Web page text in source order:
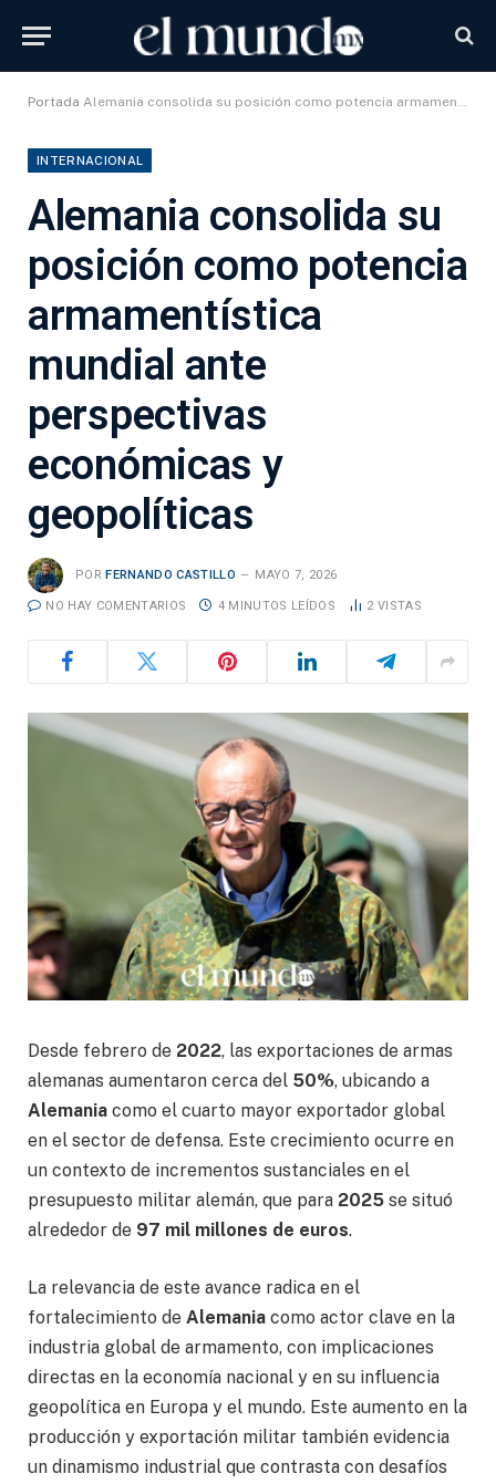
Portada Alemania consolida su posición como potencia armamentística mundial ante perspectivas económicas y geopolíticas
INTERNACIONAL
Alemania consolida su
posición como potencia
armamentística
mundial ante
perspectivas
económicas y
geopolíticas
POR FERNANDO CASTILLO MAYO 7, 2026
NO HAY COMENTARIOS 4 MINUTOS LEÍDOS 2 VISTAS
Desde febrero de 2022, las exportaciones de armas
alemanas aumentaron cerca del 50%, ubicando a
Alemania como el cuarto mayor exportador global
en el sector de defensa. Este crecimiento ocurre en
un contexto de incrementos sustanciales en el
presupuesto militar alemán, que para 2025 se situó
alrededor de 97 mil millones de euros.
La relevancia de este avance radica en el
fortalecimiento de Alemania como actor clave en la
industria global de armamento, con implicaciones
directas en la economía nacional y en su influencia
geopolítica en Europa y el mundo. Este aumento en la
producción y exportación militar también evidencia
un dinamismo industrial que contrasta con desafíos